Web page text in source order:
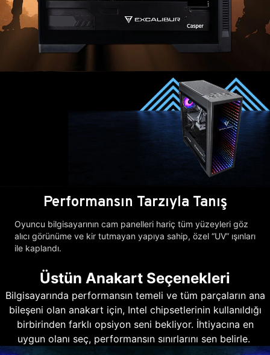
Performansın Tarzıyla Tanış
Oyuncu bilgisayarının cam panelleri hariç tüm yüzeyleri göz
alıcı görünüme ve kir tutmayan yapıya sahip, özel “UV” ışınları
ile kaplandı.
Üstün Anakart Seçenekleri
Bilgisayarında performansın temeli ve tüm parçaların ana
bileşeni olan anakart için, Intel chipsetlerinin kullanıldığı
birbirinden farklı opsiyon seni bekliyor. İhtiyacına en
uygun olanı seç, performansın sınırlarını sen belirle.